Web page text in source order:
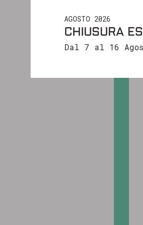
AGOSTO 2026
CHIUSURA
Dal 7 al 16
Cordiali
Il team di